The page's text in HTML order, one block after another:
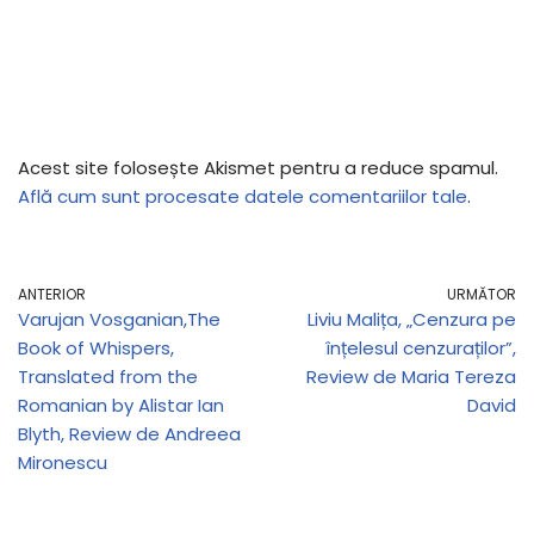
Acest site folosește Akismet pentru a reduce spamul.
Află cum sunt procesate datele comentariilor tale.
ANTERIOR
Varujan Vosganian,The
Book of Whispers,
Translated from the
Romanian by Alistar Ian
Blyth, Review de Andreea
Mironescu
URMĂTOR
Liviu Malița, „Cenzura pe
înțelesul cenzuraților”,
Review de Maria Tereza
David